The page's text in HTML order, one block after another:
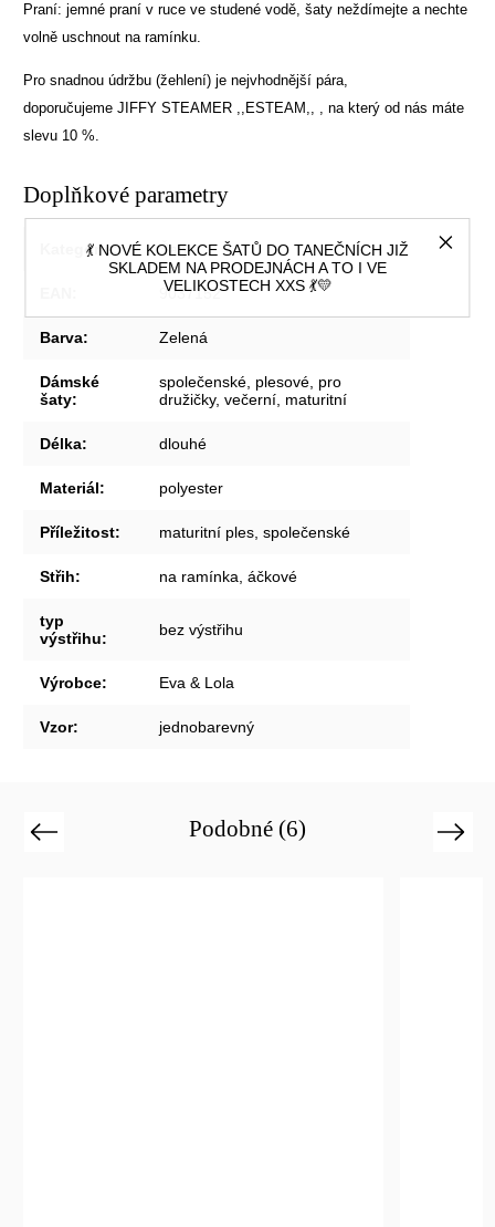
💃 NOVÉ KOLEKCE ŠATŮ DO TANEČNÍCH JIŽ
SKLADEM NA PRODEJNÁCH A TO I VE
VELIKOSTECH XXS 💃💛
Praní: jemné praní v ruce ve studené vodě, šaty neždímejte a nechte
volně uschnout na ramínku.
Pro snadnou údržbu (žehlení) je nejvhodnější pára,
doporučujemeJIFFY STEAMER ,,ESTEAM,,
, na který od nás máte
slevu 10 %.
Doplňkové parametry
Kategorie: Šaty
9037152
Barva: Zelená
Dámské
šaty:
společenské, plesové, pro
družičky, večerní, maturitní
Délka: dlouhé
Materiál: polyester
Příležitost: maturitní ples, společenské
Střih: na ramínka, áčkové
typ
výstřihu: bez výstřihu
Výrobce: Eva & Lola
Vzor: jednobarevný
Podobné (6)
Previous Next